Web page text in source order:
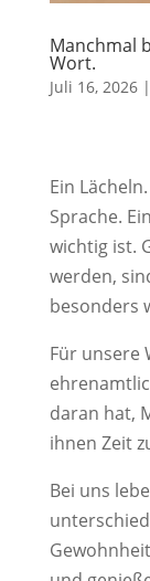
Manchmal
Wort.
Juli 16, 2026|
Ein
Sprache.
wichtig ist.
werden,
besonders
Für unsere
daran hat,
ihnen Zeit
Bei uns